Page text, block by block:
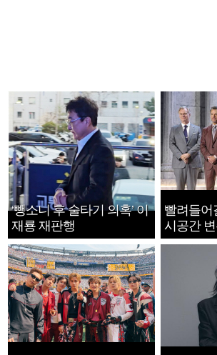
‘뺑소니 후 술타기 의혹’ 이
재룡 재판행
빨려들어
시공간
지는 ‘전